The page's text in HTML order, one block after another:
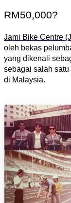
RM50,000?
Jami Bike Centre
oleh bekas
yang dikenali
sebagai salah
di Malaysia.